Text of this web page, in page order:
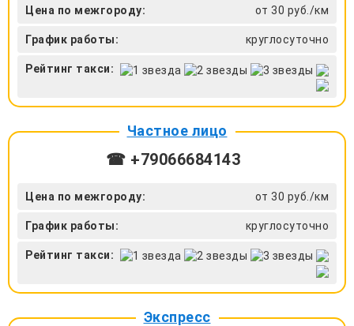
Цена по межгороду: от 30 руб./км
График работы: круглосуточно
Рейтинг такси:
Частное лицо
☎ +79066684143
Цена по межгороду: от 30 руб./км
График работы: круглосуточно
Рейтинг такси:
Экспресс